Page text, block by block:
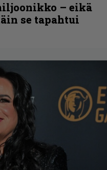
– eikä
se tapahtui